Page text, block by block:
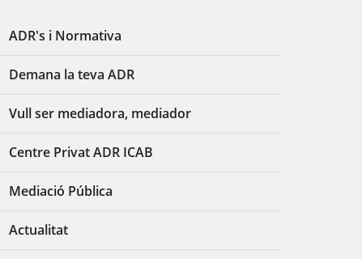
ADR's i Normativa
Demana la teva ADR
Vull ser mediadora, mediador
Centre Privat ADR ICAB
Mediació Pública
Actualitat